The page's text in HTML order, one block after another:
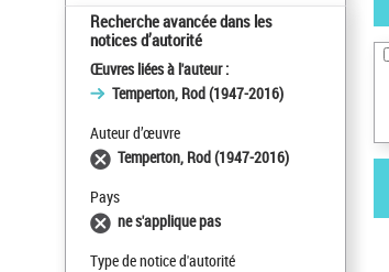
Recherche avancée dans les
notices d’autorité
Œuvres liées à l'auteur :
Temperton, Rod (1947-2016)
Auteur d’œuvre
Temperton, Rod (1947-2016)
Pays
ne s'applique pas
Type de notice d'autorité